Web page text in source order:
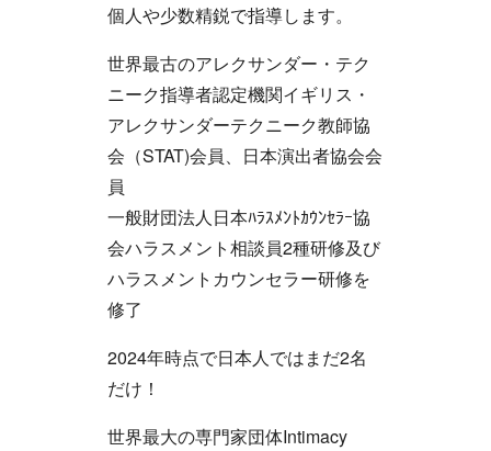
個人や少数精鋭で指導します。
世界最古のアレクサンダー・テク
ニーク指導者認定機関イギリス・
アレクサンダーテクニーク教師協
会（STAT)会員、日本演出者協会会
員
一般財団法人日本ﾊﾗｽﾒﾝﾄｶｳﾝｾﾗｰ協
会ハラスメント相談員2種研修及び
ハラスメントカウンセラー研修を
修了
2024年時点で日本人ではまだ2名
だけ！
世界最大の専門家団体Intimacy